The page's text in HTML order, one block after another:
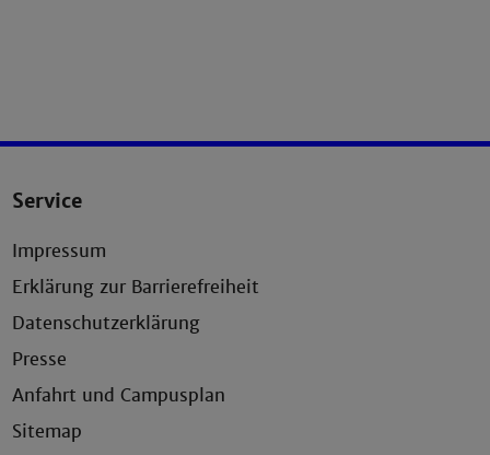
Service
Impressum
Erklärung zur Barrierefreiheit
Datenschutzerklärung
Presse
Anfahrt und Campusplan
Sitemap